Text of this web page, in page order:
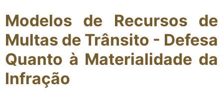
Modelos de Recursos de
Multas de Trânsito - Defesa
Quanto à Materialidade da
Infração